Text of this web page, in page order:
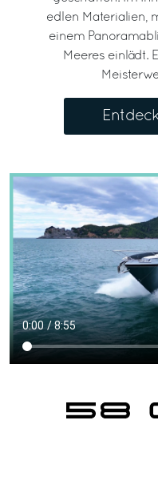
edlen Materialien,
einem
Meeres einlädt.